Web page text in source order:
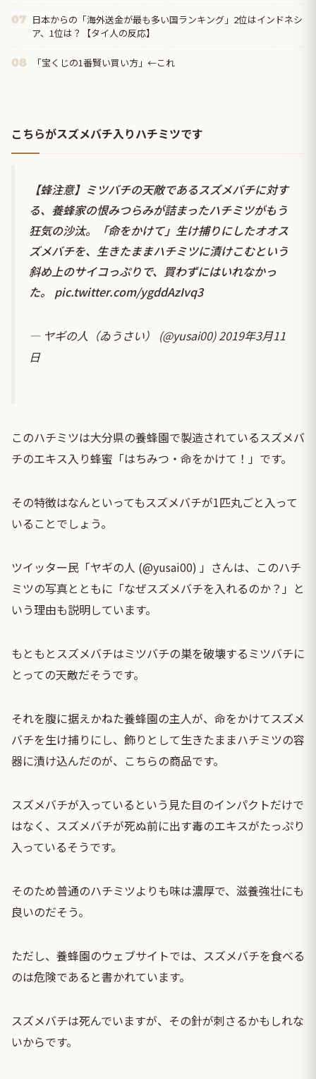
07 日本からの「海外送金が最も多い国ランキング」2位はインドネシ
ア、1位は？【タイ人の反応】
08 「宝くじの1番賢い買い方」←これ
こちらがスズメバチ入りハチミツです
【蜂注意】ミツバチの天敵であるスズメバチに対す
る、養蜂家の恨みつらみが詰まったハチミツがもう
狂気の沙汰。「命をかけて」生け捕りにしたオオス
ズメバチを、生きたままハチミツに漬けこむという
斜め上のサイコっぷりで、買わずにはいれなかっ
た。 pic.twitter.com/ygddAzIvq3
— ヤギの人（ゐうさい） (@yusai00)2019年3月11
日
このハチミツは大分県の養蜂園で製造されているスズメバ
チのエキス入り蜂蜜「はちみつ・命をかけて！」です。
その特徴はなんといってもスズメバチが1匹丸ごと入って
いることでしょう。
ツイッター民「ヤギの人 (@yusai00) 」さんは、このハチ
ミツの写真とともに「なぜスズメバチを入れるのか？」と
いう理由も説明しています。
もともとスズメバチはミツバチの巣を破壊するミツバチに
とっての天敵だそうです。
それを腹に据えかねた養蜂園の主人が、命をかけてスズメ
バチを生け捕りにし、飾りとして生きたままハチミツの容
器に漬け込んだのが、こちらの商品です。
スズメバチが入っているという見た目のインパクトだけで
はなく、スズメバチが死ぬ前に出す毒のエキスがたっぷり
入っているそうです。
そのため普通のハチミツよりも味は濃厚で、滋養強壮にも
良いのだそう。
ただし、養蜂園のウェブサイトでは、スズメバチを食べる
のは危険であると書かれています。
スズメバチは死んでいますが、その針が刺さるかもしれな
いからです。